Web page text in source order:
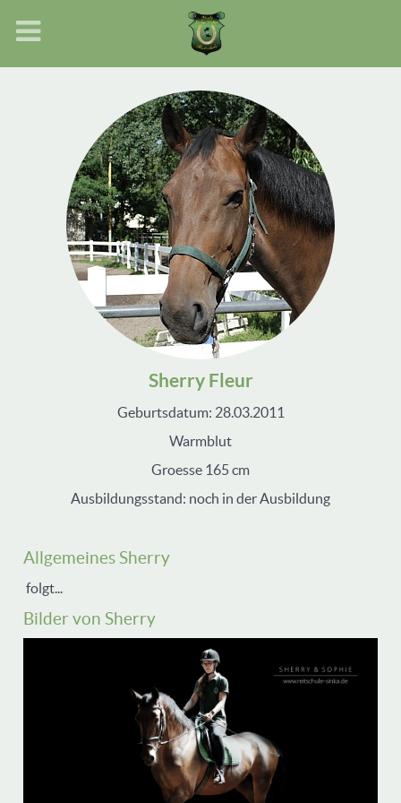
Sherry Fleur
Geburtsdatum: 28.03.2011
Warmblut
Groesse 165 cm
Ausbildungsstand: noch in der Ausbildung
Allgemeines Sherry
folgt...
Bilder von Sherry